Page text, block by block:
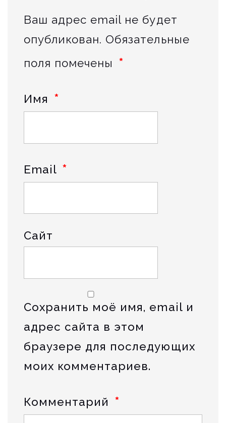
Ваш адрес email не будет
опубликован. Обязательные
поля помечены *
Имя *
Email *
Сайт
Сохранить моё имя, email и
адрес сайта в этом
браузере для последующих
моих комментариев.
Комментарий *